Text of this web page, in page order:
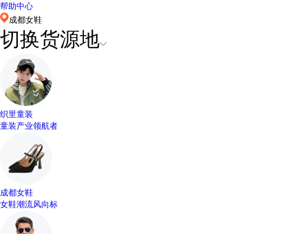
帮助中心
成都女鞋
切换货源地
织里童装
童装产业领航者
成都女鞋
女鞋潮流风向标